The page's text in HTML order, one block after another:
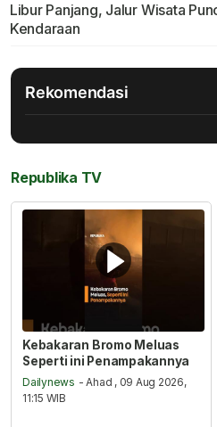
Libur Panjang, Jalur Wisata
Kendaraan
Rekomendasi
Republika TV
Kebakaran Bromo Meluas
Seperti ini Penampakannya
Dailynews - Ahad , 09 Aug 2026,
11:15 WIB